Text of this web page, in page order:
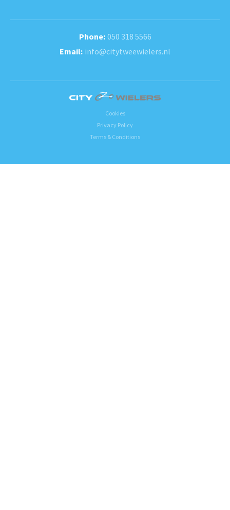
050 318 5566
info@citytweewielers.nl
Cookies
Privacy Policy
Terms & Conditions